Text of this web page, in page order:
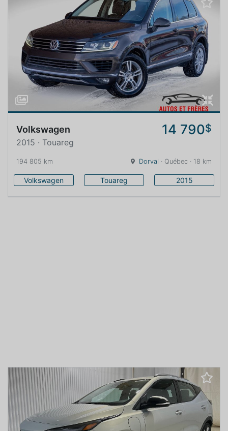
Volkswagen 14 790$
2015 · Touareg
194 805 km Dorval · Québec · 18 km
Volkswagen Touareg 2015